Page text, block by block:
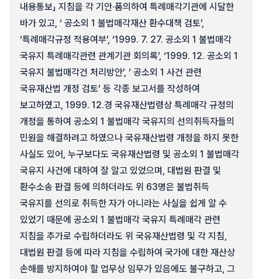
내용통보」 지침을 각 기안·품의하여 특례매각기관에 시달한
바가 있고, ‘ 공소외 1 불법매각재산 환수대책 검토’,
‘특례매각규정 적용여부’, ‘1999. 7. 27. 공소외 1 불법매각
국유지 특례매각관련 관계기관 회의록’, ‘1999. 12. 공소외 1
국유지 불법매각건 처리방안’, ‘ 공소외 1 사건 관련
국유재산법 개정 검토’ 등 각종 보고서를 작성하여
보고하였고, 1999. 12.경 국유재산법령상 특례매각 규정의
개정을 통하여 공소외 1 불법매각 국유지의 선의취득자들의
민원을 해결하려고 하였으나 국유재산법령 개정을 하지 못한
사실도 있어, 누구보다도 국유재산법령 및 공소외 1 불법매각
국유지 사건에 대하여 잘 알고 있었으며, 대법원 판결 및
환수소송 판결 등에 의하더라도 위 63명은 불법취득
국유지를 선의로 취득한 자가 아니라는 사실을 쉽게 알 수
있었기 때문에 공소외 1 불법매각 국유지 특례매각 관련
지침을 추가로 수립하더라도 위 국유재산법령 및 각 지침,
대법원 판결 등에 따라 지침을 수립하여 국가에 대한 재산상
손해를 방지하여야 할 업무상 임무가 있음에도 불구하고, 그